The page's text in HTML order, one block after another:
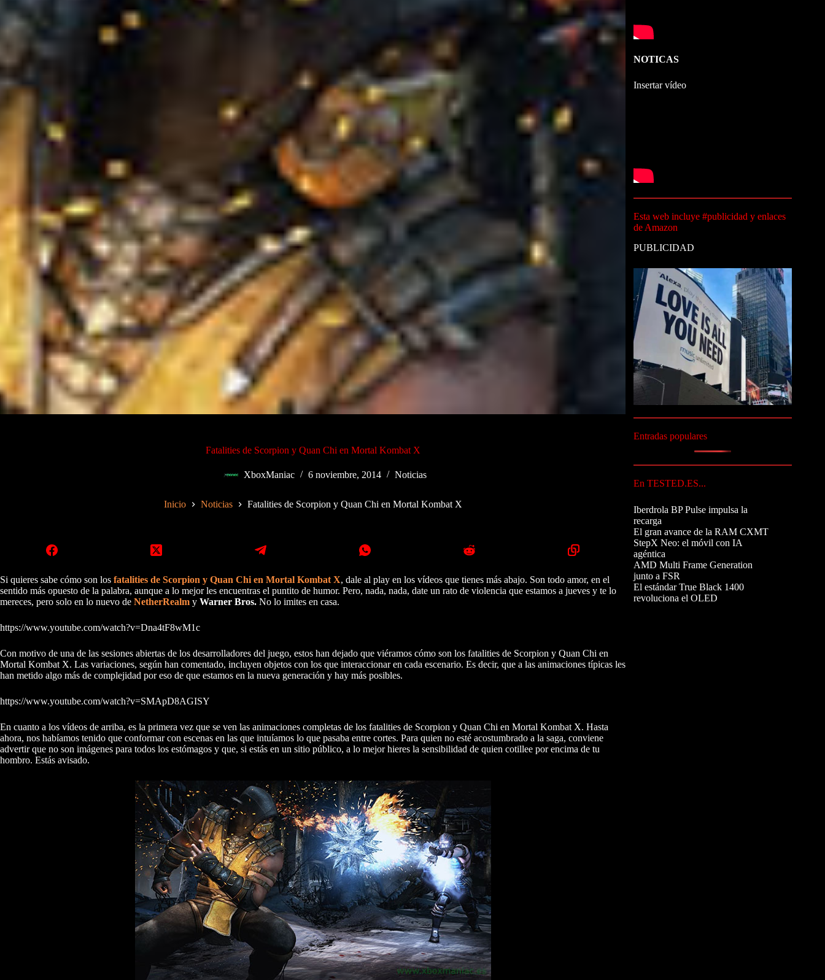
Fatalities de Scorpion y Quan Chi en Mortal Kombat X
XboxManiac 6 noviembre, 2014 Noticias
Inicio Noticias Fatalities de Scorpion y Quan Chi en Mortal Kombat X
Si quieres sabe cómo son los fatalities de Scorpion y Quan Chi en Mortal Kombat X, dale al play en los vídeos que tienes más abajo. Son todo amor, en el
sentido más opuesto de la palabra, aunque a lo mejor les encuentras el puntito de humor. Pero, nada, nada, date un rato de violencia que estamos a jueves y te lo
mereces, pero solo en lo nuevo de NetherRealm y Warner Bros. No lo imites en casa.
https://www.youtube.com/watch?v=Dna4tF8wM1c
Con motivo de una de las sesiones abiertas de los desarrolladores del juego, estos han dejado que viéramos cómo son los fatalities de Scorpion y Quan Chi en
Mortal Kombat X. Las variaciones, según han comentado, incluyen objetos con los que interaccionar en cada escenario. Es decir, que a las animaciones típicas les
han metido algo más de complejidad por eso de que estamos en la nueva generación y hay más posibles.
https://www.youtube.com/watch?v=SMApD8AGISY
En cuanto a los vídeos de arriba, es la primera vez que se ven las animaciones completas de los fatalities de Scorpion y Quan Chi en Mortal Kombat X. Hasta
ahora, nos habíamos tenido que conformar con escenas en las que intuíamos lo que pasaba entre cortes. Para quien no esté acostumbrado a la saga, conviene
advertir que no son imágenes para todos los estómagos y que, si estás en un sitio público, a lo mejor hieres la sensibilidad de quien cotillee por encima de tu
hombro. Estás avisado.
NOTICAS
Insertar vídeo
Esta web incluye #publicidad y enlaces
de Amazon
PUBLICIDAD
Entradas populares
En TESTED.ES...
Iberdrola BP Pulse impulsa la
recarga
El gran avance de la RAM CXMT
StepX Neo: el móvil con IA
agéntica
AMD Multi Frame Generation
junto a FSR
El estándar True Black 1400
revoluciona el OLED